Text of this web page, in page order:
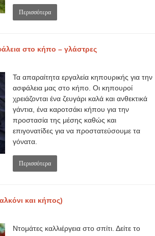
Περισσότερα
στο κήπο – γλάστρες
Τα απαραίτητα εργαλεία κηπουρικής για την
ασφάλεια μας στο κήπο. Οι κηπουροί
χρειάζονται ένα ζευγάρι καλά και ανθεκτικά
γάντια, ένα καροτσάκι κήπου για την
προστασία της μέσης καθώς και
επιγονατίδες για να προστατεύσουμε τα
γόνατα.
Περισσότερα
και κήπος)
Ντομάτες καλλιέργεια στο σπίτι. Δείτε το